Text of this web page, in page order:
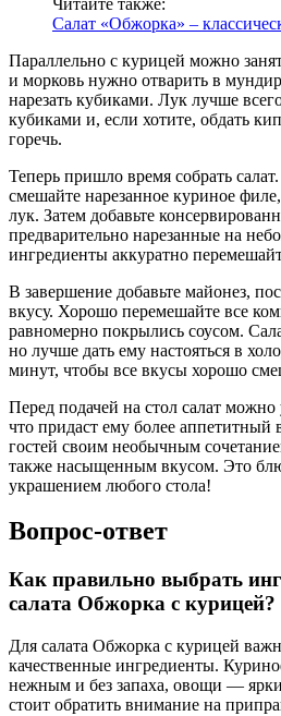
Салат «Обжорка» –
Параллельно с курицей можно
и морковь нужно отварить в
нарезать кубиками. Лук лучше
кубиками и, если хотите, обдать
горечь.
Теперь пришло время собрать
смешайте нарезанное куриное
лук. Затем добавьте
предварительно нарезанные на
ингредиенты аккуратно
В завершение добавьте майонез,
вкусу. Хорошо перемешайте все
равномерно покрылись соусом.
но лучше дать ему настояться в
минут, чтобы все вкусы хорошо
Перед подачей на стол салат можно
что придаст ему более аппетитный
гостей своим необычным
также насыщенным вкусом. Это
украшением любого стола!
Вопрос-ответ
Как правильно выбрать
салата Обжорка с курицей?
Для салата Обжорка с курицей
качественные ингредиенты.
нежным и без запаха, овощи —
стоит обратить внимание на